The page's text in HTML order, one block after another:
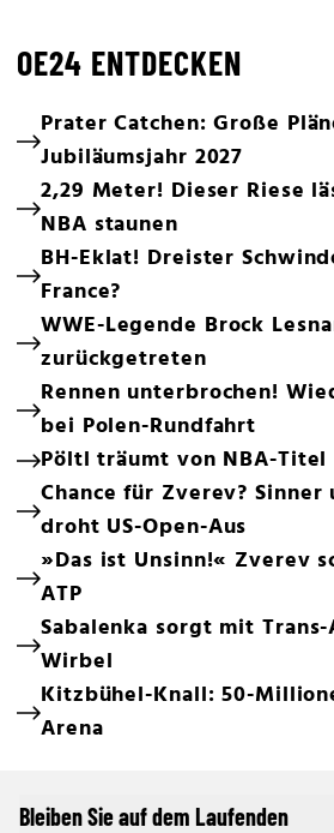
OE24 ENTDECKEN
Prater Catchen: Große
Jubiläumsjahr 2027
2,29 Meter! Dieser Riese
NBA staunen
BH-Eklat! Dreister
France?
WWE-Legende Brock
zurückgetreten
Rennen unterbrochen!
bei Polen-Rundfahrt
Pöltl träumt von NBA-
Chance für Zverev? Sinner
droht US-Open-Aus
»Das ist Unsinn!« Zverev
ATP
Sabalenka sorgt mit
Wirbel
Kitzbühel-Knall: 50-
Arena
Bleiben Sie auf dem Laufenden